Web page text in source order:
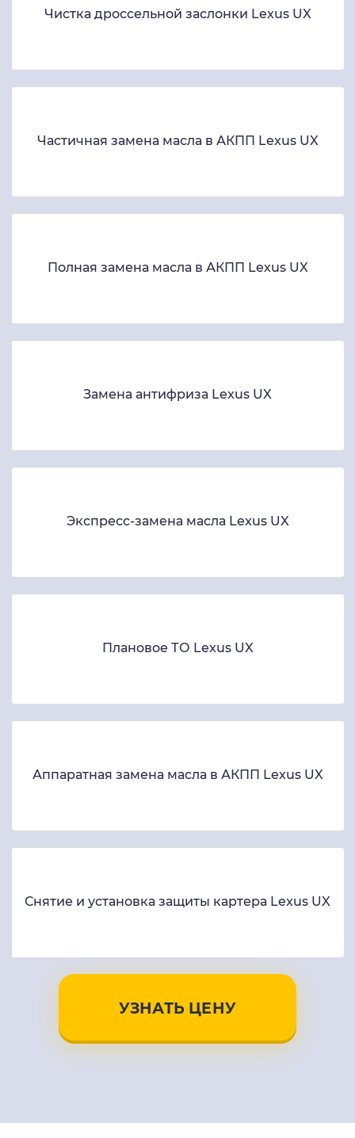
Чистка дроссельной заслонки Lexus UX
Частичная замена масла в АКПП Lexus UX
Полная замена масла в АКПП Lexus UX
Замена антифриза Lexus UX
Экспресс-замена масла Lexus UX
Плановое ТО Lexus UX
Аппаратная замена масла в АКПП Lexus UX
Снятие и установка защиты картера Lexus UX
УЗНАТЬ ЦЕНУ